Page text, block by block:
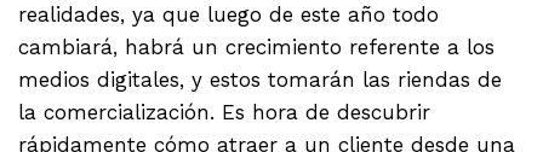
realidades, ya que luego de este año todo
cambiará, habrá un crecimiento referente a los
medios digitales, y estos tomarán las riendas de
la comercialización. Es hora de descubrir
rápidamente cómo atraer a un cliente desde una